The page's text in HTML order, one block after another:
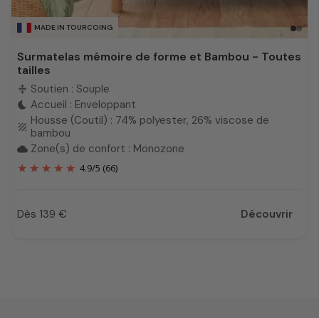
MADE IN TOURCOING
Surmatelas mémoire de forme et Bambou - Toutes
tailles
compress Soutien : Souple
bedtime Accueil : Enveloppant
texture Housse (Coutil) : 74% polyester, 26% viscose de
bambou
cloud Zone(s) de confort : Monozone
4.9/5 (66)
Prix
Dès 139 € Découvrir